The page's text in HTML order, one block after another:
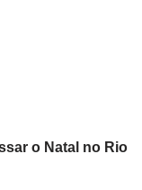
o Natal no Rio